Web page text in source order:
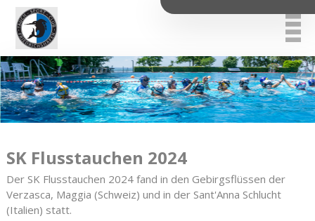
SK Flusstauchen 2024
Der SK Flusstauchen 2024 fand in den Gebirgsflüssen der
Verzasca, Maggia (Schweiz) und in der Sant'Anna Schlucht
(Italien) statt.